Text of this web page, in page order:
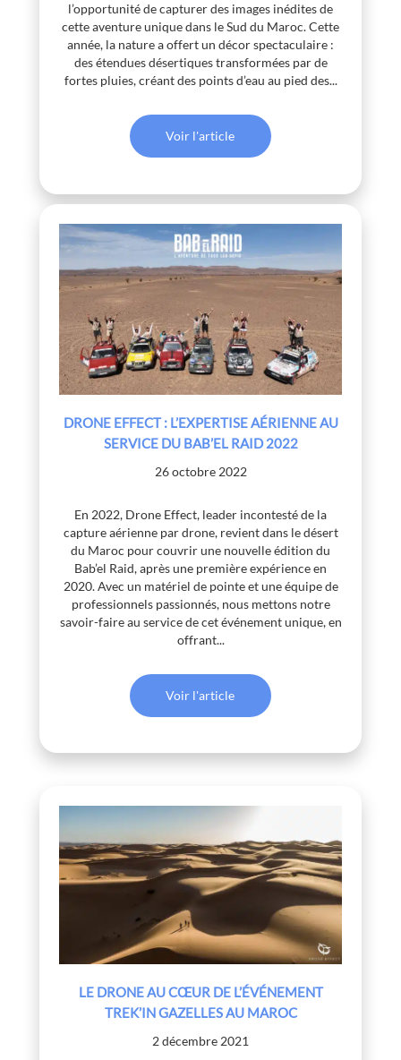
l’opportunité de capturer des images inédites de
cette aventure unique dans le Sud du Maroc. Cette
année, la nature a offert un décor spectaculaire :
des étendues désertiques transformées par de
fortes pluies, créant des points d’eau au pied des...
Voir l'article
DRONE EFFECT : L’EXPERTISE AÉRIENNE AU
SERVICE DU BAB’EL RAID 2022
26 octobre 2022
En 2022, Drone Effect, leader incontesté de la
capture aérienne par drone, revient dans le désert
du Maroc pour couvrir une nouvelle édition du
Bab’el Raid, après une première expérience en
2020. Avec un matériel de pointe et une équipe de
professionnels passionnés, nous mettons notre
savoir-faire au service de cet événement unique, en
offrant...
Voir l'article
LE DRONE AU CŒUR DE L’ÉVÉNEMENT
TREK’IN GAZELLES AU MAROC
2 décembre 2021